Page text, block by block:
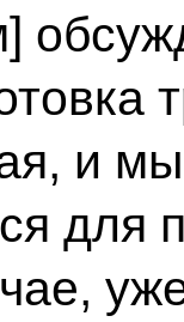
и
для